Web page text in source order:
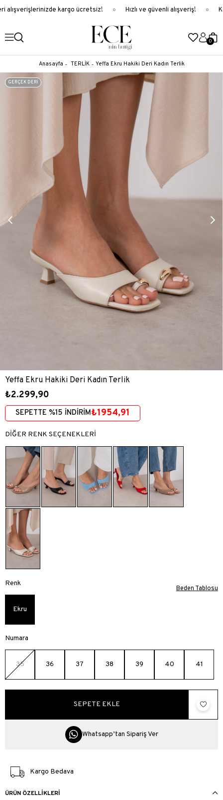
alışverişlerinizde kargo ücretsiz! Hızlı ve güvenli alışveriş!
0
Anasayfa TERLİK Yeffa Ekru Hakiki Deri Kadın Terlik
GERÇEK DERİ
Yeffa Ekru Hakiki Deri Kadın Terlik
₺2.299,90
SEPETTE %15 İNDİRİM₺1954,91
DİĞER RENK SEÇENEKLERİ
Renk
Ekru
Numara
35 36 37 38 39 40 41
Beden Tablosu
Whatsapp’tan Sipariş Ver
Kargo Bedava
ÜRÜN ÖZELLIKLERI